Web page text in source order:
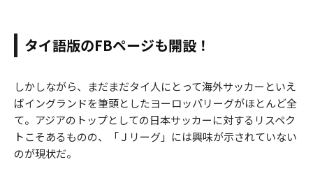
タイ語版のFBページも開設！
しかしながら、まだまだタイ人にとって海外サッカーといえ
ばイングランドを筆頭としたヨーロッパリーグがほとんど全
て。アジアのトップとしての日本サッカーに対するリスペク
トこそあるものの、「Ｊリーグ」には興味が示されていない
のが現状だ。